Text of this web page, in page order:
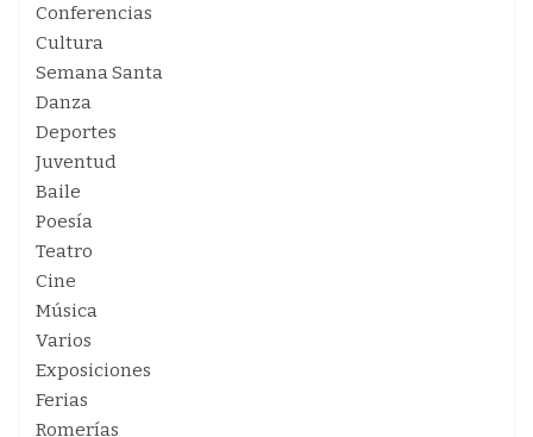
Conferencias
Cultura
Semana Santa
Danza
Deportes
Juventud
Baile
Poesía
Teatro
Cine
Música
Varios
Exposiciones
Ferias
Romerías